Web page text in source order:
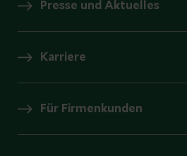
Presse und Aktuelles
Karriere
Für Firmenkunden